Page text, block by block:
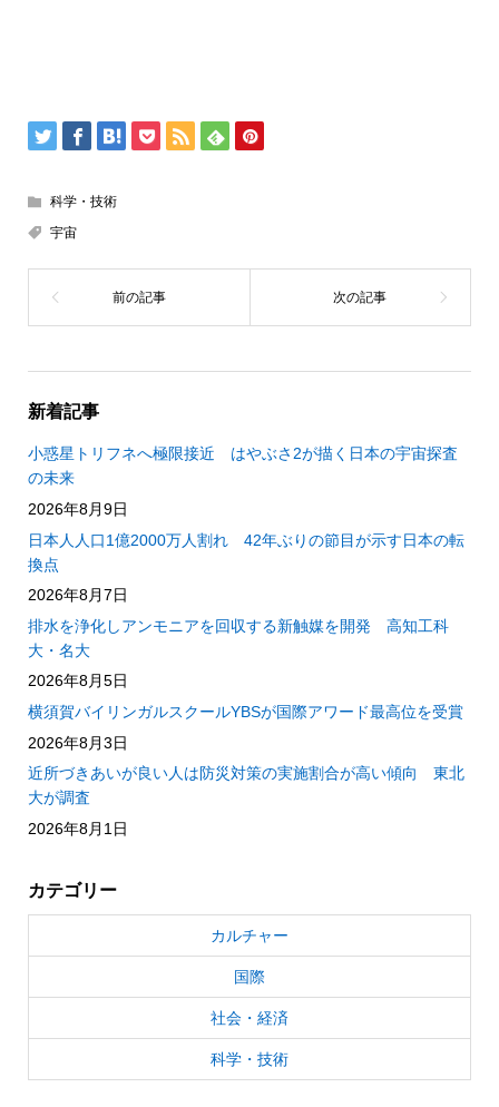
科学・技術
宇宙
新着記事
小惑星トリフネへ極限接近 はやぶさ2が描く日本の宇宙探査
の未来
2026年8月9日
日本人人口1億2000万人割れ 42年ぶりの節目が示す日本の転
換点
2026年8月7日
排水を浄化しアンモニアを回収する新触媒を開発 高知工科
大・名大
2026年8月5日
横須賀バイリンガルスクールYBSが国際アワード最高位を受賞
2026年8月3日
近所づきあいが良い人は防災対策の実施割合が高い傾向 東北
大が調査
2026年8月1日
カテゴリー
カルチャー
国際
社会・経済
科学・技術